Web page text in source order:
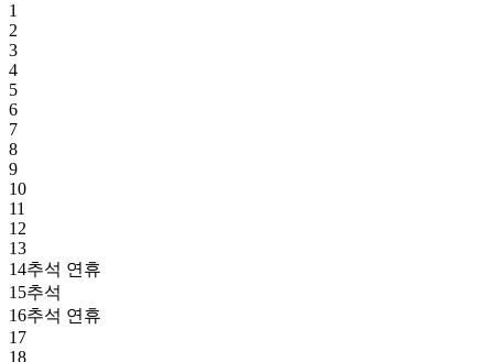
1
2
3
4
5
6
7
8
9
10
11
12
13
14추석 연휴
15추석
16추석 연휴
17
18